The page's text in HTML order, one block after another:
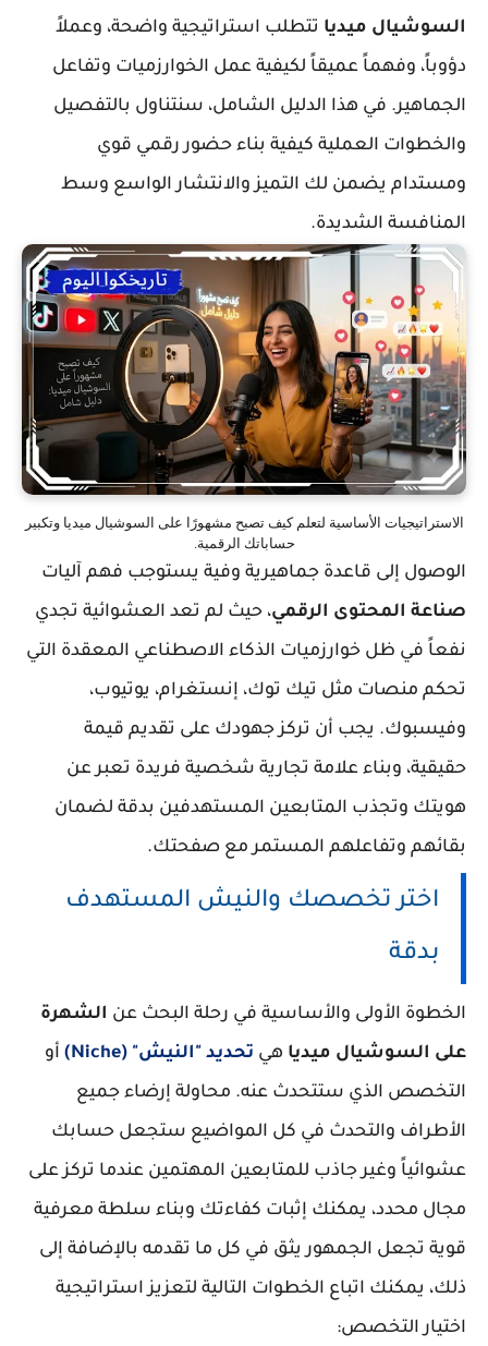
السوشيال ميديا تتطلب استراتيجية واضحة، وعملاً
دؤوباً، وفهماً عميقاً لكيفية عمل الخوارزميات وتفاعل
الجماهير. في هذا الدليل الشامل، سنتناول بالتفصيل
والخطوات العملية كيفية بناء حضور رقمي قوي
ومستدام يضمن لك التميز والانتشار الواسع وسط
المنافسة الشديدة.
الاستراتيجيات الأساسية لتعلم كيف تصبح مشهورًا على السوشيال ميديا وتكبير
حساباتك الرقمية.
الوصول إلى قاعدة جماهيرية وفية يستوجب فهم آليات
صناعة المحتوى الرقمي، حيث لم تعد العشوائية تجدي
نفعاً في ظل خوارزميات الذكاء الاصطناعي المعقدة التي
تحكم منصات مثل تيك توك، إنستغرام، يوتيوب،
وفيسبوك. يجب أن تركز جهودك على تقديم قيمة
حقيقية، وبناء علامة تجارية شخصية فريدة تعبر عن
هويتك وتجذب المتابعين المستهدفين بدقة لضمان
بقائهم وتفاعلهم المستمر مع صفحتك.
اختر تخصصك والنيش المستهدف
بدقة
الخطوة الأولى والأساسية في رحلة البحث عن الشهرة
على السوشيال ميديا هي تحديد "النيش" (Niche)
أو
التخصص الذي ستتحدث عنه. محاولة إرضاء جميع
الأطراف والتحدث في كل المواضيع ستجعل حسابك
عشوائياً وغير جاذب للمتابعين المهتمين عندما تركز على
مجال محدد، يمكنك إثبات كفاءتك وبناء سلطة معرفية
قوية تجعل الجمهور يثق في كل ما تقدمه بالإضافة إلى
ذلك، يمكنك اتباع الخطوات التالية لتعزيز استراتيجية
اختيار التخصص: